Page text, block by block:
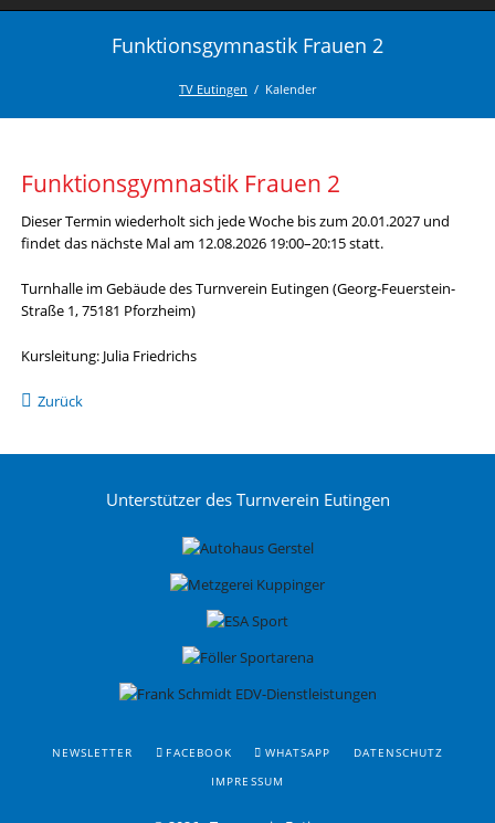
Funktionsgymnastik Frauen 2
TV Eutingen Kalender
Funktionsgymnastik Frauen 2
Dieser Termin wiederholt sich jede Woche bis zum 20.01.2027 und
findet das nächste Mal am 12.08.2026 19:00–20:15statt.
Turnhalle im Gebäude des Turnverein Eutingen (Georg-Feuerstein-
Straße 1, 75181 Pforzheim)
Kursleitung: Julia Friedrichs
Zurück
Unterstützer des Turnverein Eutingen
NAVIGATION
NEWSLETTER FACEBOOK WHATSAPP
DATENSCHUTZ
IMPRESSUM